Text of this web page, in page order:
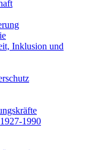
Inklusion und
1990